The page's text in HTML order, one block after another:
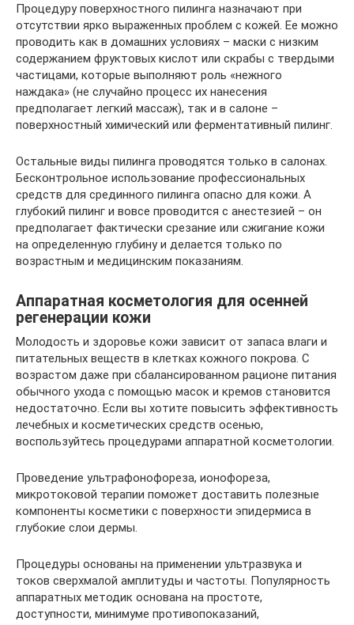
Процедуру поверхностного пилинга назначают при
отсутствии ярко выраженных проблем с кожей. Ее можно
проводить как в домашних условиях – маски с низким
содержанием фруктовых кислот или скрабы с твердыми
частицами, которые выполняют роль «нежного
наждака» (не случайно процесс их нанесения
предполагает легкий массаж), так и в салоне –
поверхностный химический или ферментативный пилинг.
Остальные виды пилинга проводятся только в салонах.
Бесконтрольное использование профессиональных
средств для срединного пилинга опасно для кожи. А
глубокий пилинг и вовсе проводится с анестезией – он
предполагает фактически срезание или сжигание кожи
на определенную глубину и делается только по
возрастным и медицинским показаниям.
Аппаратная косметология для осенней
регенерации кожи
Молодость и здоровье кожи зависит от запаса влаги и
питательных веществ в клетках кожного покрова. С
возрастом даже при сбалансированном рационе питания
обычного ухода с помощью масок и кремов становится
недостаточно. Если вы хотите повысить эффективность
лечебных и косметических средств осенью,
воспользуйтесь процедурами аппаратной косметологии.
Проведение ультрафонофореза, ионофореза,
микротоковой терапии поможет доставить полезные
компоненты косметики с поверхности эпидермиса в
глубокие слои дермы.
Процедуры основаны на применении ультразвука и
токов сверхмалой амплитуды и частоты. Популярность
аппаратных методик основана на простоте,
доступности, минимуме противопоказаний,